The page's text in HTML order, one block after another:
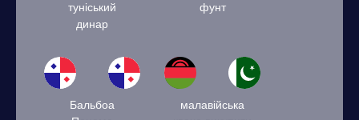
туніський
динар
фунт
Бальбоа
малавійська